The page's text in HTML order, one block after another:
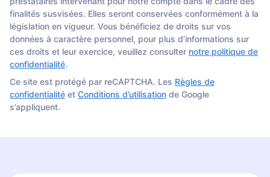
finalités susvisées. Elles seront conservées conformément à la
législation en vigueur. Vous bénéficiez de droits sur vos
données à caractère personnel, pour plus d’informations sur
ces droits et leur exercice, veuillez consulter notre politique de
confidentialité.
Ce site est protégé par reCAPTCHA. Les Règles de
confidentialité et Conditions d’utilisation de Google
s’appliquent.